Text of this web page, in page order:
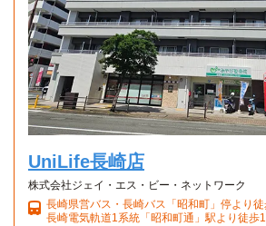
UniLife長崎店
株式会社ジェイ・エス・ビー・ネットワーク
長崎県営バス・長崎バス「昭和町」停より
長崎電気軌道1系統「昭和町通」駅より徒歩